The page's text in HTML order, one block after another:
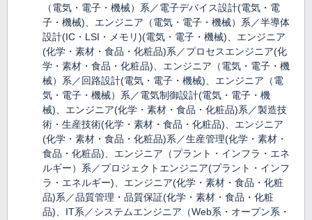
（電気・電子・機械）系／電子デバイス設計(電気・電
子・機械)、エンジニア（電気・電子・機械）系／半導体
設計(IC・LSI・メモリ)(電気・電子・機械)、エンジニア
(化学・素材・食品・化粧品)系／プロセスエンジニア(化
学・素材・食品・化粧品)、エンジニア（電気・電子・機
械）系／回路設計(電気・電子・機械)、エンジニア（電
気・電子・機械）系／電気制御設計(電気・電子・機
械)、エンジニア(化学・素材・食品・化粧品)系／製造技
術・生産技術(化学・素材・食品・化粧品)、エンジニア
(化学・素材・食品・化粧品)系／生産管理(化学・素材・
食品・化粧品)、エンジニア（プラント・インフラ・エネ
ルギー）系／プロジェクトエンジニア(プラント・インフ
ラ・エネルギー)、エンジニア(化学・素材・食品・化粧
品)系／品質管理・品質保証(化学・素材・食品・化粧
品)、IT系／システムエンジニア（Web系・オープン系・